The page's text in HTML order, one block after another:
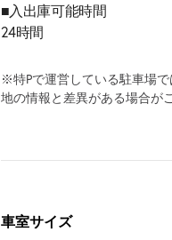
■入出庫可能時間
24時間
※特Pで運営している駐車場
地の情報と差異がある場合が
車室サイズ